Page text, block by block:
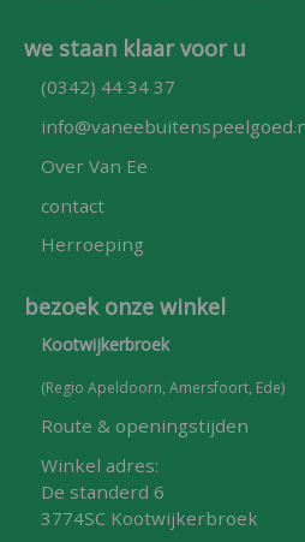
we staan klaar voor u
(0342) 44 34 37
Over Van Ee
contact
Herroeping
bezoek onze winkel
Kootwijkerbroek
(Regio Apeldoorn, Amersfoort, Ede)
Route & openingstijden
Winkel adres:
De standerd 6
3774SC Kootwijkerbroek